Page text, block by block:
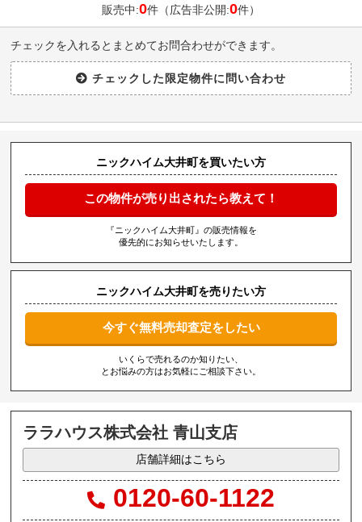
販売中:0件（広告非公開:0件）
チェックを入れるとまとめてお問合わせができます。
ニックハイム大井町を買いたい方
この物件が売り出されたら教えて！
『ニックハイム大井町』の販売情報を
優先的にお知らせいたします。
ニックハイム大井町を売りたい方
今すぐ無料売却査定をしたい
いくらで売れるのか知りたい、
とお悩みの方はお気軽にご相談下さい。
ララハウス株式会社 青山支店
店舗詳細はこちら
0120-60-1122